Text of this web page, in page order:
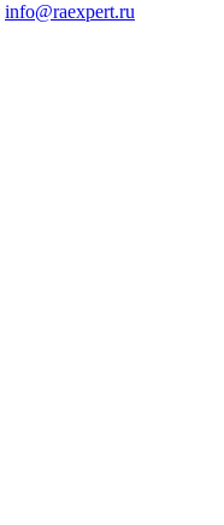
info@raexpert.ru